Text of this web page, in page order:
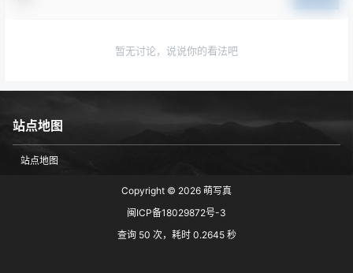
暂无讨论，说说你的看法吧
站点地图
站点地图
Copyright © 2026 萌写真
闽ICP备18029872号-3
查询 50 次，耗时 0.2645 秒